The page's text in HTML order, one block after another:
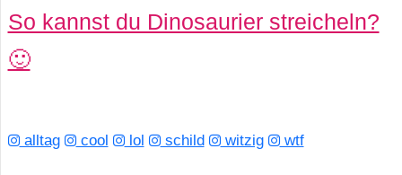
So kannst du Dinosaurier streicheln?
🙂
alltag cool lol schild witzig wtf